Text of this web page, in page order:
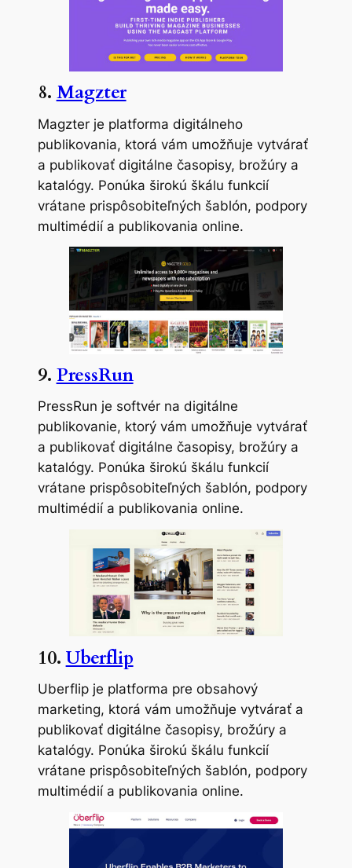
8. Magzter
Magzter je platforma digitálneho
publikovania, ktorá vám umožňuje vytvárať
a publikovať digitálne časopisy, brožúry a
katalógy. Ponúka širokú škálu funkcií
vrátane prispôsobiteľných šablón, podpory
multimédií a publikovania online.
9. PressRun
PressRun je softvér na digitálne
publikovanie, ktorý vám umožňuje vytvárať
a publikovať digitálne časopisy, brožúry a
katalógy. Ponúka širokú škálu funkcií
vrátane prispôsobiteľných šablón, podpory
multimédií a publikovania online.
10. Uberflip
Uberflip je platforma pre obsahový
marketing, ktorá vám umožňuje vytvárať a
publikovať digitálne časopisy, brožúry a
katalógy. Ponúka širokú škálu funkcií
vrátane prispôsobiteľných šablón, podpory
multimédií a publikovania online.